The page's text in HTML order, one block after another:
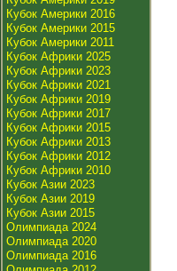
Кубок Америки 2016
Кубок Америки 2015
Кубок Америки 2011
Кубок Африки 2025
Кубок Африки 2023
Кубок Африки 2021
Кубок Африки 2019
Кубок Африки 2017
Кубок Африки 2015
Кубок Африки 2013
Кубок Африки 2012
Кубок Африки 2010
Кубок Азии 2023
Кубок Азии 2019
Кубок Азии 2015
Олимпиада 2024
Олимпиада 2020
Олимпиада 2016